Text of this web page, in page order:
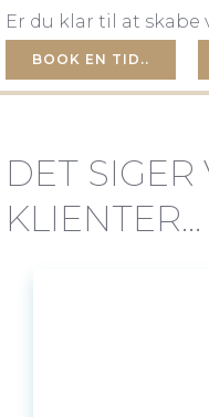
Er du klar til at
BOOK EN TID..
DET SIGER
KLIENTER…